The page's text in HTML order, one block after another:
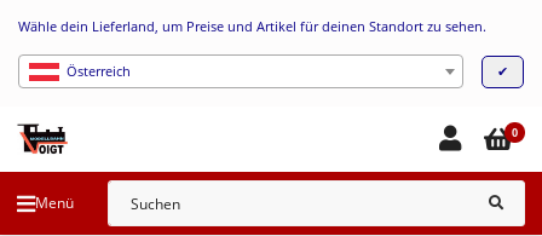
Wähle dein Lieferland, um Preise und Artikel für deinen Standort zu sehen.
Österreich ✔
Menü
0